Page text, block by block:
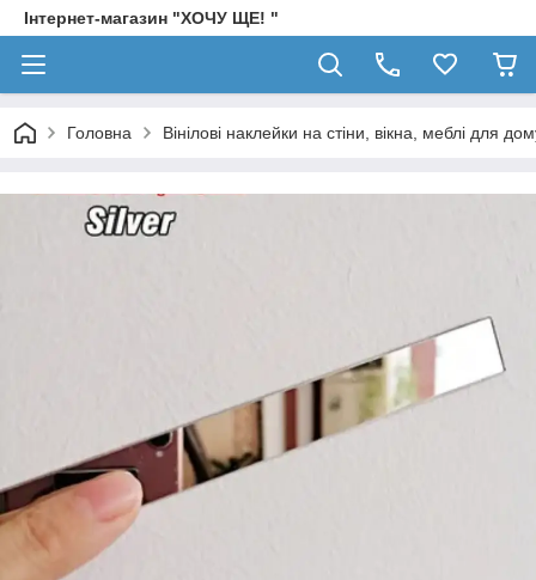
Інтернет-магазин "ХОЧУ ЩЕ! "
Головна Вінілові наклейки на стіни, вікна, меблі для